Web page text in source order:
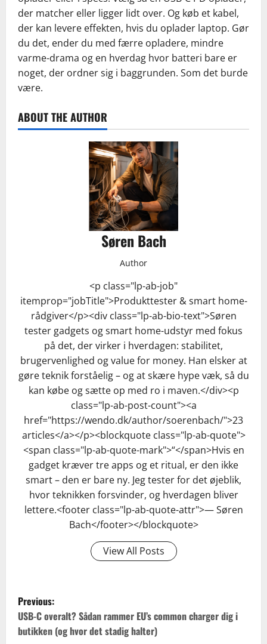
der matcher eller ligger lidt over. Og køb et kabel,
der kan levere effekten, hvis du oplader laptop. Gør
du det, ender du med færre opladere, mindre
varme-drama og en hverdag hvor batteri bare er
noget, der ordner sig i baggrunden. Som det burde
være.
ABOUT THE AUTHOR
Søren Bach
Author
<p class="lp-ab-job"
itemprop="jobTitle">Produkttester & smart home-
rådgiver</p><div class="lp-ab-bio-text">Søren
tester gadgets og smart home-udstyr med fokus
på det, der virker i hverdagen: stabilitet,
brugervenlighed og value for money. Han elsker at
gøre teknik forståelig – og at skære hype væk, så du
kan købe og sætte op med ro i maven.</div><p
class="lp-ab-post-count"><a
href="https://wendo.dk/author/soerenbach/">23
articles</a></p><blockquote class="lp-ab-quote">
<span class="lp-ab-quote-mark">“</span>Hvis en
gadget kræver tre apps og et ritual, er den ikke
smart – den er bare ny. Jeg tester for det øjeblik,
hvor teknikken forsvinder, og hverdagen bliver
lettere.<footer class="lp-ab-quote-attr">— Søren
Bach</footer></blockquote>
View All Posts
P
o
Previous:
USB-C overalt? Sådan rammer EU’s common charger dig i
butikken (og hvor det stadig halter)